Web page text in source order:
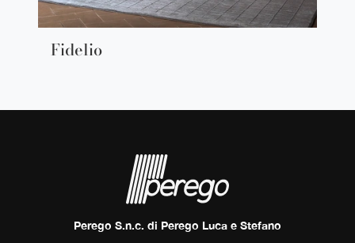
Fidelio
Perego S.n.c. di Perego Luca e Stefano